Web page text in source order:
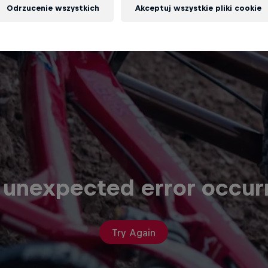
error
Try Again
Odrzucenie wszystkich Akceptuj wszystkie pliki cookie